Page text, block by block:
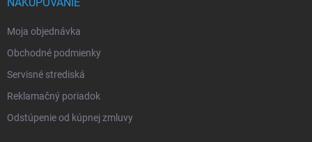
NAKUPOVANIE
Moja objednávka
Obchodné podmienky
Servisné strediská
Reklamačný poriadok
Odstúpenie od kúpnej zmluvy